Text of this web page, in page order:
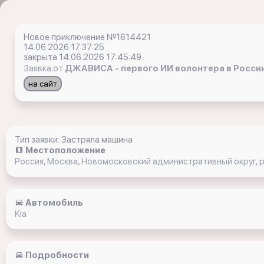
Новое приключение №1614421
14.06.2026 17:37:25
закрыта 14.06.2026 17:45:49
Заявка от ДЖАВИСА - первого ИИ волонтера в
на сайт
Тип заявки: Застряла машина
Местоположение
Россия, Москва, Новомосковский административный
Автомобиль
Kia
Подробности